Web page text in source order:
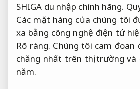
SHIGA du nhập chính hãng.
Các mặt hàng của chúng tôi
xa bằng công nghệ điện tử
Rõ ràng. Chúng tôi cam đoan
chăng nhất trên thị trường và
năm.